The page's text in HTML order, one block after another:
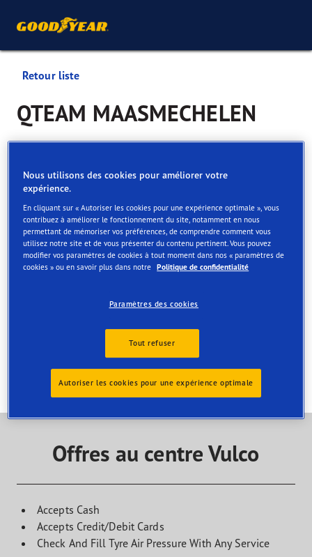
Retour liste
QTEAM MAASMECHELEN
Services disponibles en ligne et en magasin
Contact
Trouvez le service dont vous avez besoin et contactez le
centre pour organiser votre rendez-vous
Offres au centre Vulco
Accepts Cash
Accepts Credit/Debit Cards
Check And Fill Tyre Air Pressure With Any Service
Nous utilisons des cookies pour améliorer votre
expérience.
En cliquant sur « Autoriser les cookies pour une expérience optimale », vous
contribuez à améliorer le fonctionnement du site, notamment en nous
permettant de mémoriser vos préférences, de comprendre comment vous
utilisez notre site et de vous présenter du contenu pertinent. Vous pouvez
modifier vos paramètres de cookies à tout moment dans nos « paramètres de
cookies » ou en savoir plus dans notre Politique de confidentialité
Paramètres des cookies
Tout refuser
Autoriser les cookies pour une expérience optimale